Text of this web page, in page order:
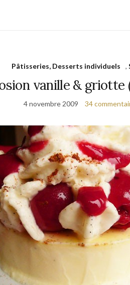
Pâtisseries, Desserts individuels ,
vanille & griotte
4 novembre 2009 34